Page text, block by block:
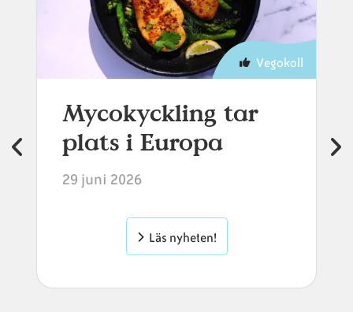
Vegokoll
Mycokyckling tar
plats i Europa
29 juni 2026
Läs nyheten!